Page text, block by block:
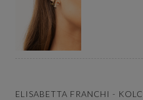
ELISABETTA FRANCHI -